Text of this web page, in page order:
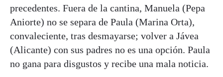
precedentes. Fuera de la cantina, Manuela (Pepa
Aniorte) no se separa de Paula (Marina Orta),
convaleciente, tras desmayarse; volver a Jávea
(Alicante) con sus padres no es una opción. Paula
no gana para disgustos y recibe una mala noticia.